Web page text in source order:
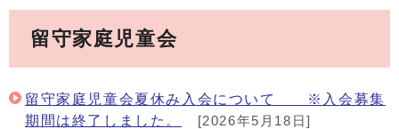
留守家庭児童会
留守家庭児童会夏休み入会について ※入会募集
期間は終了しました。
[2026年5月18日]